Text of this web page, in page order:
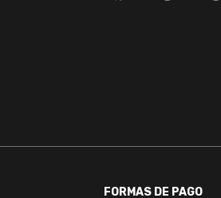
FORMAS DE PAGO